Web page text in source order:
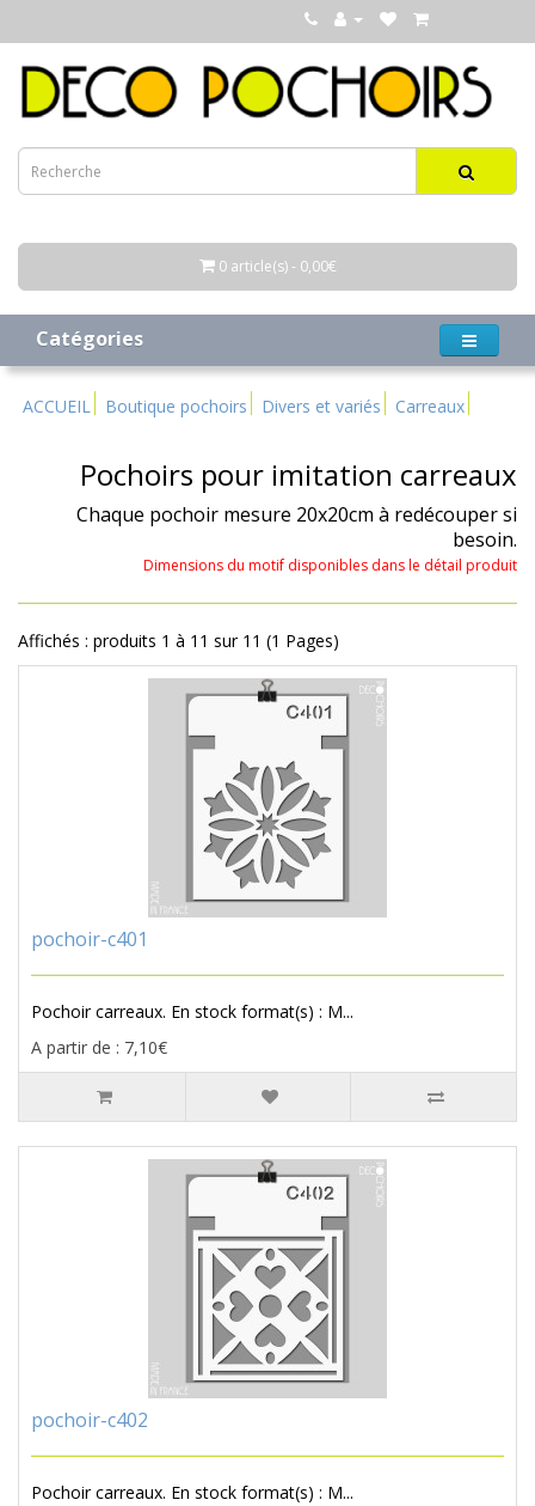
0 article(s) - 0,00€
Catégories
ACCUEIL Boutique pochoirs Divers et variés Carreaux
Pochoirs pour imitation carreaux
Chaque pochoir mesure 20x20cm à redécouper si
besoin.
Dimensions du motif disponibles dans le détail produit
Affichés : produits 1 à 11 sur 11 (1 Pages)
pochoir-c401
Pochoir carreaux. En stock format(s) : M...
A partir de : 7,10€
pochoir-c402
Pochoir carreaux. En stock format(s) : M...